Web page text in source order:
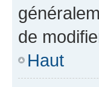
de
Haut